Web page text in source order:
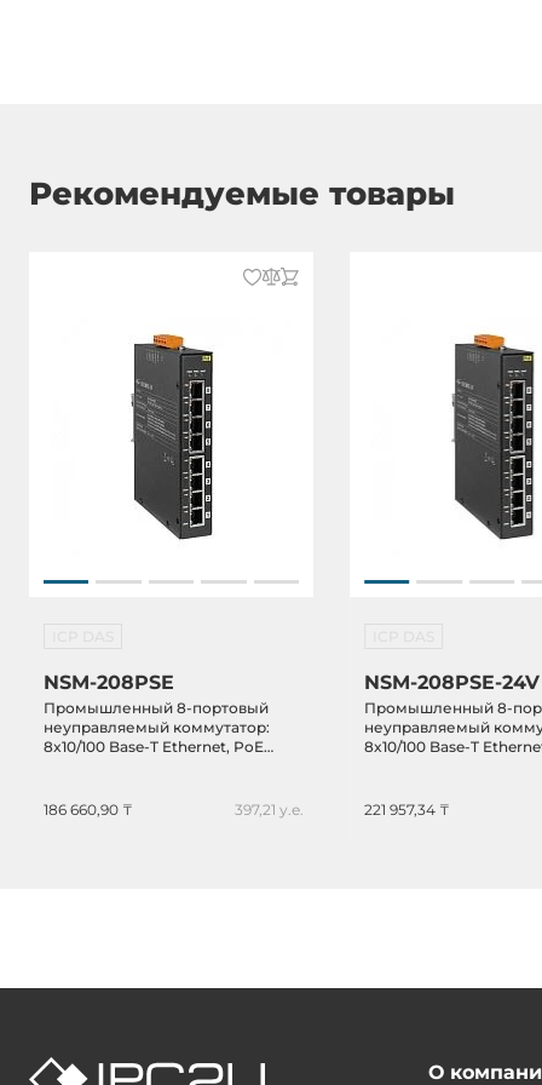
Рекомендуемые товары
NSM-208PSE
Промышленный 8-портовый
неуправляемый коммутатор:
8x10/100 Base-T Ethernet, PoE
186 660,90 ₸
397,21 у.е.
NSM-208PSE-24V
Промышленный 8-
неуправляемый
8x10/100 Base-T
221 957,34 ₸
О